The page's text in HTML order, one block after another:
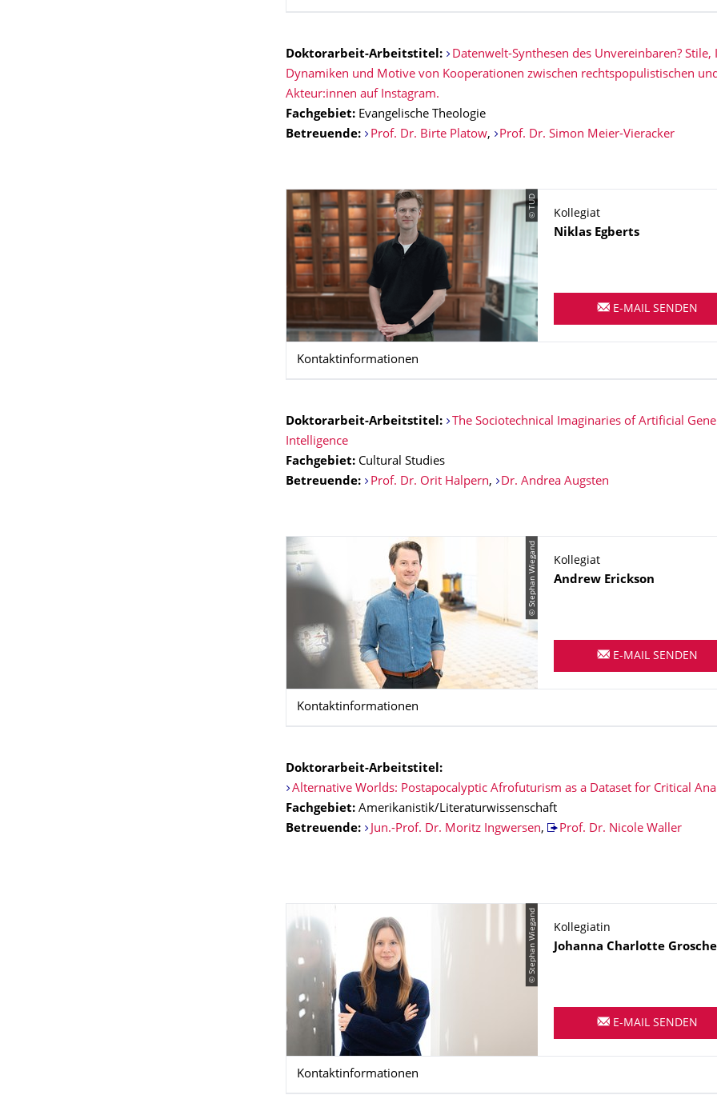
Doktorarbeit-Arbeitstitel:
Datenwelt-Synthesen des Unvereinbaren? Stile,
Dynamiken und Motive von Kooperationen zwischen rechtspopulistischen
Akteur:innen auf Instagram.
Fachgebiet: Evangelische Theologie
Betreuende:
Prof. Dr. Birte Platow, Prof. Dr. Simon Meier-Vieracker
© TUD
Kollegiat
Name
Niklas Egberts
E-MAIL SENDEN
Kontaktinformationen
Doktorarbeit-Arbeitstitel:
The Sociotechnical Imaginaries of Artificial
Intelligence
Fachgebiet: Cultural Studies
Betreuende:
Prof. Dr. Orit Halpern, Dr. Andrea Augsten
© Stephan Wiegand
Kollegiat
Name
Andrew Erickson
E-MAIL SENDEN
Kontaktinformationen
Doktorarbeit-Arbeitstitel:
Alternative Worlds: Postapocalyptic Afrofuturism as a Dataset for Critical
Fachgebiet: Amerikanistik/Literaturwissenschaft
Betreuende:
Jun.-Prof. Dr. Moritz Ingwersen, Prof. Dr. Nicole Waller
© Stephan Wiegand
Kollegiatin
Name
Johanna Charlotte Grosche
E-MAIL SENDEN
Kontaktinformationen